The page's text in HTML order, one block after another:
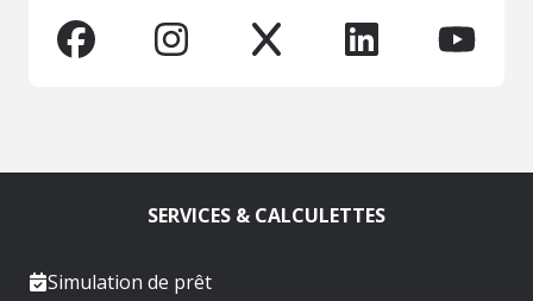
SERVICES & CALCULETTES
Simulation de prêt